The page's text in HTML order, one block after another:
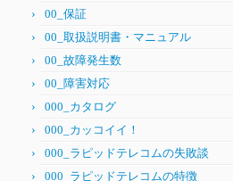
00_保証
00_取扱説明書・マニュアル
00_故障発生数
00_障害対応
000_カタログ
000_カッコイイ！
000_ラピッドテレコムの失敗談
000_ラピッドテレコムの特徴